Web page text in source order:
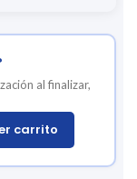
al finalizar,
carrito